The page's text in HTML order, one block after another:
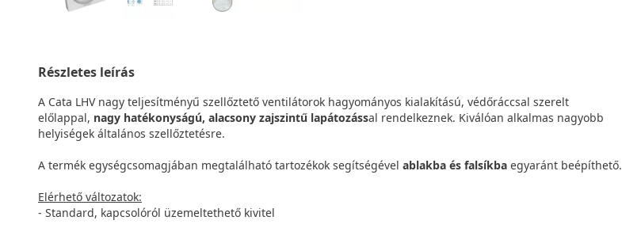
Részletes leírás
A Cata LHV nagy teljesítményű szellőztető ventilátorok hagyományos kialakítású, védőráccsal szerelt
előlappal, nagy hatékonyságú, alacsony zajszintű lapátozással rendelkeznek. Kiválóan alkalmas nagyobb
helyiségek általános szellőztetésre.
A termék egységcsomagjában megtalálható tartozékok segítségével ablakba és falsíkba egyaránt beépíthető.
Elérhető változatok:
- Standard, kapcsolóról üzemeltethető kivitel